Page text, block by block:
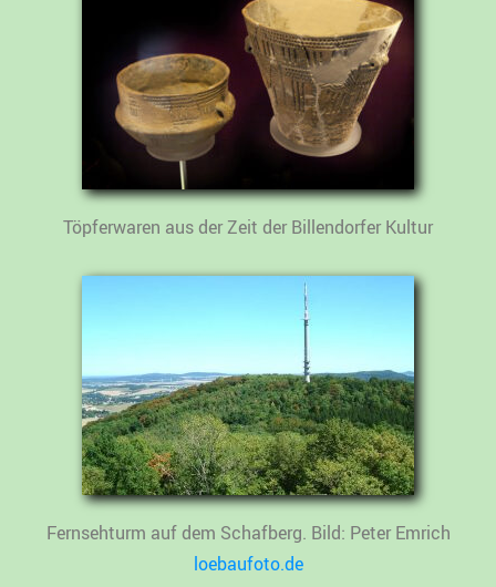
Töpferwaren aus der Zeit der Billendorfer Kultur
Fernsehturm auf dem Schafberg. Bild: Peter Emrich
loebaufoto.de